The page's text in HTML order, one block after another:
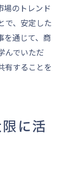
場のトレンド
で、安定した
を通じて、商
んでいただ
有することを
に活